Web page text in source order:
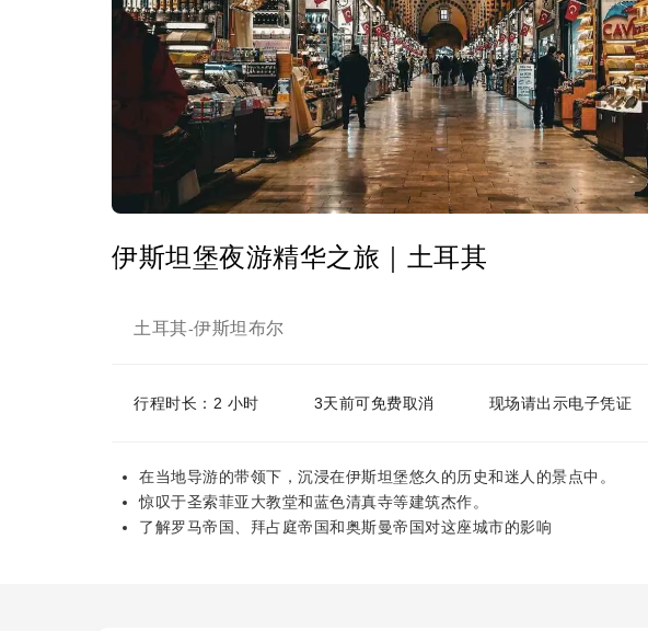
伊斯坦堡夜游精华之旅｜土耳其
土耳其-伊斯坦布尔
行程时长：2 小时 3天前可免费取消 现场请出示电子凭证
在当地导游的带领下，沉浸在伊斯坦堡悠久的历史和迷人的景点中。
惊叹于圣索菲亚大教堂和蓝色清真寺等建筑杰作。
了解罗马帝国、拜占庭帝国和奥斯曼帝国对这座城市的影响